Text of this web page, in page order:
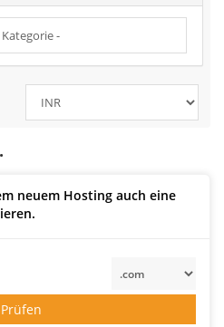
neuem Hosting auch eine
Prüfen